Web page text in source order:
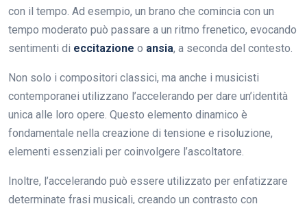
con il tempo. Ad esempio, un brano che comincia con un
tempo moderato può passare a un ritmo frenetico, evocando
sentimenti di eccitazione o ansia, a seconda del contesto.
Non solo i compositori classici, ma anche i musicisti
contemporanei utilizzano l’accelerando per dare un’identità
unica alle loro opere. Questo elemento dinamico è
fondamentale nella creazione di tensione e risoluzione,
elementi essenziali per coinvolgere l’ascoltatore.
Inoltre, l’accelerando può essere utilizzato per enfatizzare
determinate frasi musicali, creando un contrasto con